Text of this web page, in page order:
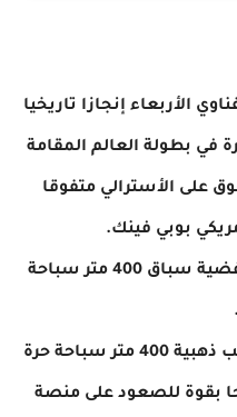
الأربعاء إنجازا تاريخيا
سباحة حرة في بطولة العالم المقامة
على الأسترالي متفوقا
بوبي فينك.
وكان الحفناوي قد تحصل على فضية سباق 400 متر سباحة
وتجعل هذه النتائج الجيدة صاحب ذهبية 400 متر سباحة حرة
طوكيو 2021 مرشحا بقوة للصعود على منصة